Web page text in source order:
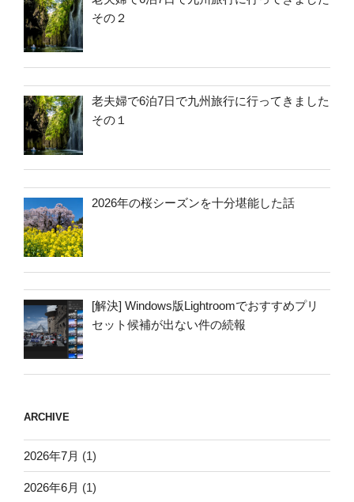
その２
老夫婦で6泊7日で九州旅行に行ってきました
その１
2026年の桜シーズンを十分堪能した話
[解決] Windows版Lightroomでおすすめプリ
セット候補が出ない件の続報
ARCHIVE
2026年7月 (1)
2026年6月 (1)